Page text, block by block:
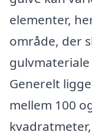
elementer,
område, der
Generelt
mellem 100